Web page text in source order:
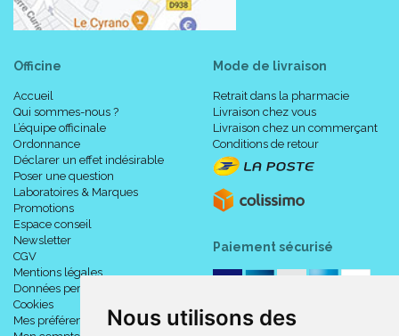
Nous utilisons des
Officine
Accueil
Qui sommes-nous ?
L’équipe officinale
Ordonnance
Déclarer un effet indésirable
Poser une question
Laboratoires & Marques
Promotions
Espace conseil
Newsletter
CGV
Mentions légales
Données personnelles
Cookies
Mes préférences Cookies
Mode de livraison
Retrait dans la pharmacie
Livraison chez vous
Livraison chez un commerçant
Conditions de retour
Paiement sécurisé